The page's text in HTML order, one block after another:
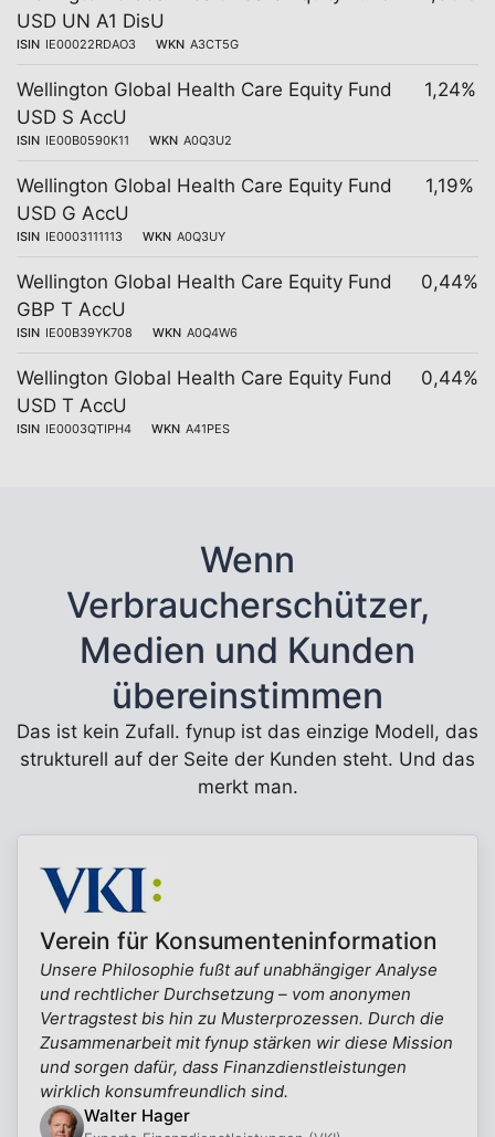
USD UN A1 DisU
ISIN IE00022RDAO3 WKN A3CT5G
Wellington Global Health Care Equity Fund
USD S AccU
ISIN IE00B0590K11 WKN A0Q3U2
1,24%
Wellington Global Health Care Equity Fund
USD G AccU
ISIN IE0003111113 WKN A0Q3UY
1,19%
Wellington Global Health Care Equity Fund
GBP T AccU
ISIN IE00B39YK708 WKN A0Q4W6
0,44%
Wellington Global Health Care Equity Fund
USD T AccU
ISIN IE0003QTIPH4 WKN A41PES
0,44%
Wenn
Verbraucherschützer,
Medien und Kunden
übereinstimmen
Das ist kein Zufall. fynup ist das einzige Modell, das
strukturell auf der Seite der Kunden steht. Und das
merkt man.
Verein für Konsumenteninformation
Unsere Philosophie fußt auf unabhängiger Analyse
und rechtlicher Durchsetzung – vom anonymen
Vertragstest bis hin zu Musterprozessen. Durch die
Zusammenarbeit mit fynup stärken wir diese Mission
und sorgen dafür, dass Finanzdienstleistungen
wirklich konsumfreundlich sind.
Walter Hager